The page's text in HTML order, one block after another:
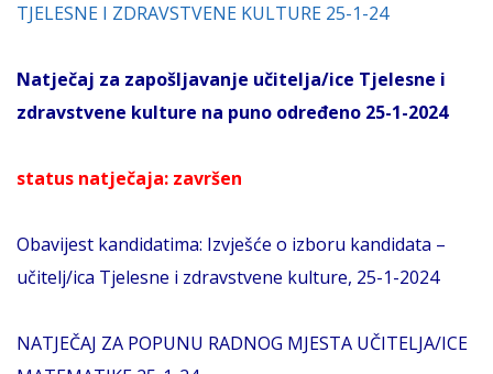
TJELESNE I ZDRAVSTVENE KULTURE 25-1-24
Natječaj za zapošljavanje učitelja/ice Tjelesne i
zdravstvene kulture na puno određeno 25-1-2024
status natječaja: završen
Obavijest kandidatima: Izvješće o izboru kandidata –
učitelj/ica Tjelesne i zdravstvene kulture, 25-1-2024
NATJEČAJ ZA POPUNU RADNOG MJESTA UČITELJA/ICE